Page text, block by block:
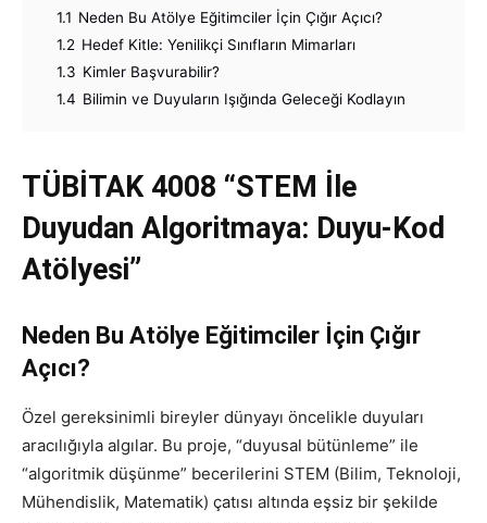
1.1 Neden Bu Atölye Eğitimciler İçin Çığır Açıcı?
1.2 Hedef Kitle: Yenilikçi Sınıfların Mimarları
1.3 Kimler Başvurabilir?
1.4 Bilimin ve Duyuların Işığında Geleceği Kodlayın
TÜBİTAK 4008 “STEM İle
Duyudan Algoritmaya: Duyu-Kod
Atölyesi”
Neden Bu Atölye Eğitimciler İçin Çığır
Açıcı?
Özel gereksinimli bireyler dünyayı öncelikle duyuları
aracılığıyla algılar. Bu proje, “duyusal bütünleme” ile
“algoritmik düşünme” becerilerini STEM (Bilim, Teknoloji,
Mühendislik, Matematik) çatısı altında eşsiz bir şekilde